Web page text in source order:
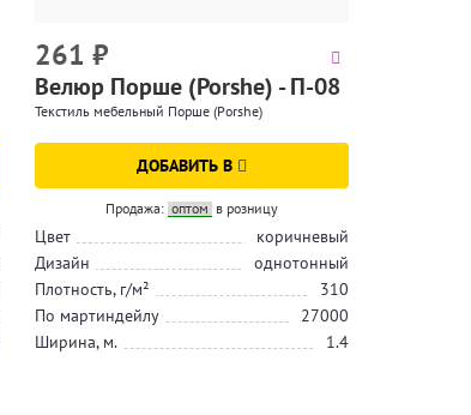
261 ₽
Велюр Порше (Porshe) - П-08
Текстиль мебельный Порше (Porshe)
ДОБАВИТЬ В
Продажа: оптом в розницу
Цвет
коричневый
Дизайн
однотонный
Плотность, г/м²
310
По мартиндейлу
27000
Ширина, м.
1.4